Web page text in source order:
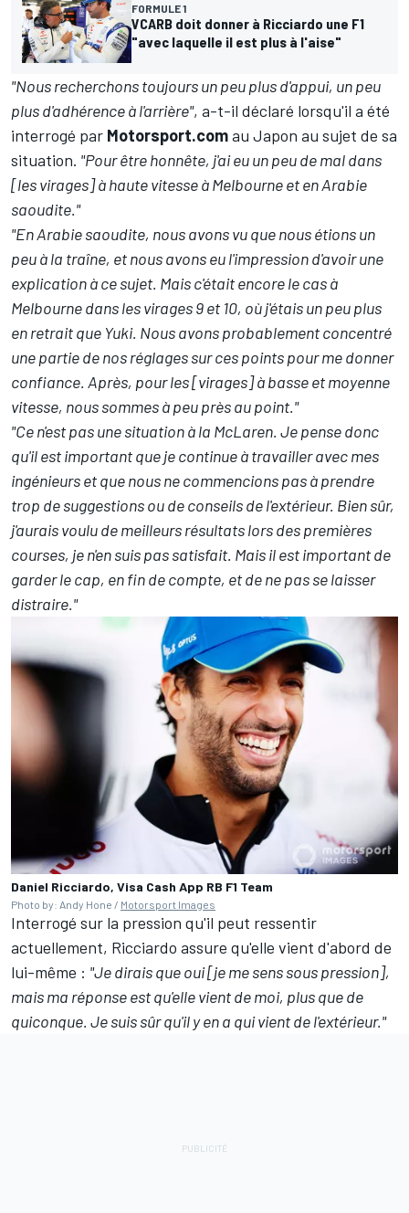
FORMULE 1
VCARB doit donner à Ricciardo une F1
"avec laquelle il est plus à l'aise"
"Nous recherchons toujours un peu plus d'appui, un peu
plus d'adhérence à l'arrière", a-t-il déclaré lorsqu'il a été
interrogé par Motorsport.comau Japon au sujet de sa
situation. "Pour être honnête, j'ai eu un peu de mal dans
[les virages] à haute vitesse à Melbourne et en Arabie
saoudite."
"En Arabie saoudite, nous avons vu que nous étions un
peu à la traîne, et nous avons eu l'impression d'avoir une
explication à ce sujet. Mais c'était encore le cas à
Melbourne dans les virages 9 et 10, où j'étais un peu plus
en retrait que Yuki. Nous avons probablement concentré
une partie de nos réglages sur ces points pour me donner
confiance. Après, pour les [virages] à basse et moyenne
vitesse, nous sommes à peu près au point."
"Ce n'est pas une situation à la McLaren. Je pense donc
qu'il est important que je continue à travailler avec mes
ingénieurs et que nous ne commencions pas à prendre
trop de suggestions ou de conseils de l'extérieur. Bien sûr,
j'aurais voulu de meilleurs résultats lors des premières
courses, je n'en suis pas satisfait. Mais il est important de
garder le cap, en fin de compte, et de ne pas se laisser
distraire."
Daniel Ricciardo, Visa Cash App RB F1 Team
Photo by: Andy Hone / Motorsport Images
Interrogé sur la pression qu'il peut ressentir
actuellement, Ricciardo assure qu'elle vient d'abord de
lui-même : "Je dirais que oui [je me sens sous pression],
mais ma réponse est qu'elle vient de moi, plus que de
quiconque. Je suis sûr qu'il y en a qui vient de l'extérieur."